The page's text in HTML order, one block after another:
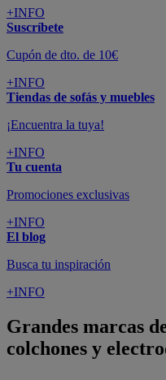
+INFO
Suscríbete
Cupón de dto. de 10€
+INFO
Tiendas de sofás y muebles
¡Encuentra la tuya!
+INFO
Tu cuenta
Promociones exclusivas
+INFO
El blog
Busca tu inspiración
+INFO
Grandes marcas
colchones y